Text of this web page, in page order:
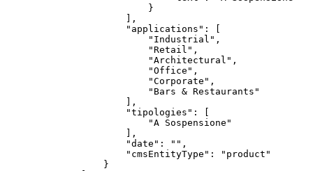
            }
        ],
        "applications": [
            "Industrial",
            "Retail",
            "Architectural",
            "Office",
            "Corporate",
            "Bars & Restaurants"
        ],
        "tipologies": [
            "A Sospensione"
        ],
        "date": "",
        "cmsEntityType": "product"
    }